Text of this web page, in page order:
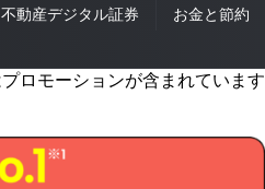
動産デジタル証券 お金と節約
ロモーションが含まれています